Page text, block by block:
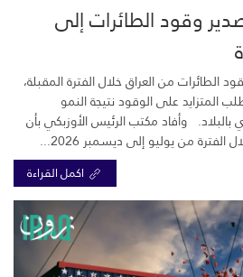
وقود الطائرات إلى
الطائرات من العراق خلال الفترة المقبلة،
المتزايد على الوقود نتيجة النمو
وأفاد مكتب الرئيس الأوزبكي بأن
من يوليو إلى ديسمبر 2026...
اكمل القراءة